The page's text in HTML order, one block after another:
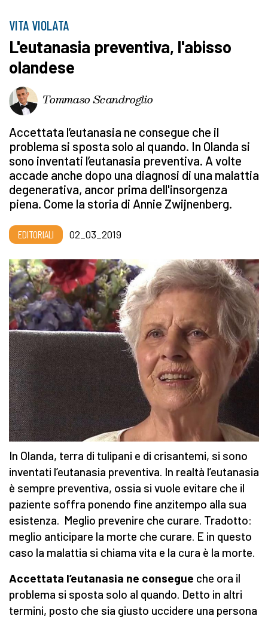
VITA VIOLATA
L'eutanasia preventiva, l'abisso
olandese
Tommaso Scandroglio
Accettata l’eutanasia ne consegue che il
problema si sposta solo al quando. In Olanda si
sono inventati l’eutanasia preventiva. A volte
accade anche dopo una diagnosi di una malattia
degenerativa, ancor prima dell'insorgenza
piena. Come la storia di Annie Zwijnenberg.
EDITORIALI 02_03_2019
In Olanda, terra di tulipani e di crisantemi, si sono
inventati l’eutanasia preventiva. In realtà l’eutanasia
è sempre preventiva, ossia si vuole evitare che il
paziente soffra ponendo fine anzitempo alla sua
esistenza. Meglio prevenire che curare. Tradotto:
meglio anticipare la morte che curare. E in questo
caso la malattia si chiama vita e la cura è la morte.
Accettata l’eutanasia ne consegue che ora il
problema si sposta solo al quando. Detto in altri
termini, posto che sia giusto uccidere una persona